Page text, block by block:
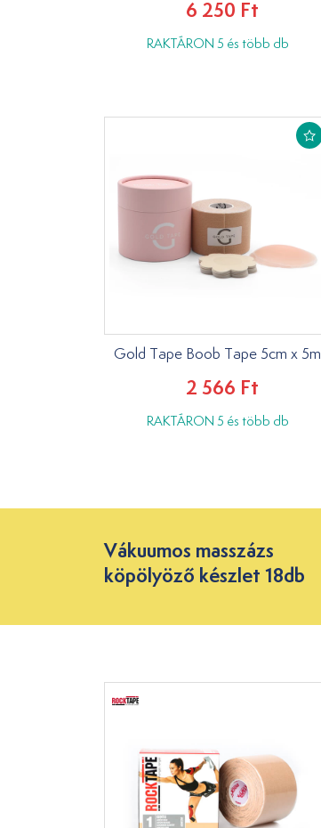
6 250 Ft
RAKTÁRON 5 és több db
Gold Tape Boob Tape 5cm x 5m
2 566 Ft
RAKTÁRON 5 és több db
Vákuumos masszázs
köpölyöző készlet 18db